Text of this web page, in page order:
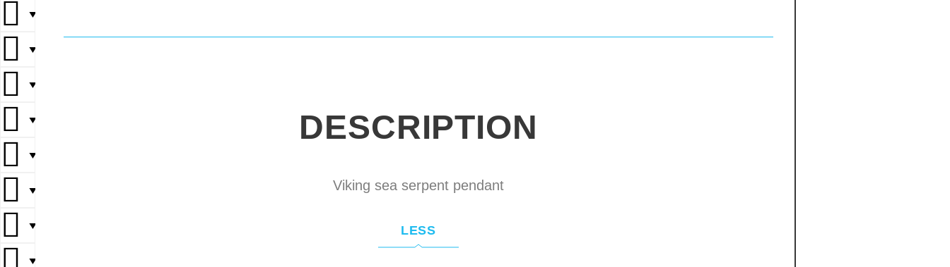
▼
▼
▼
▼
▼
▼
▼
▼
DESCRIPTION
Viking sea serpent pendant
LESS